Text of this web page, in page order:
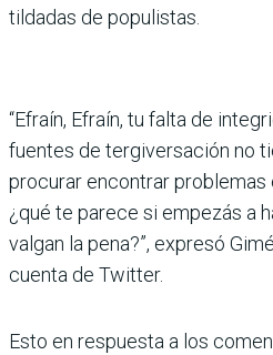
tildadas de populistas.
“Efraín, Efraín, tu falta de
fuentes de tergiversación no
procurar encontrar problemas
¿qué te parece si empezás a
valgan la pena?”, expresó
cuenta de Twitter.
Esto en respuesta a los